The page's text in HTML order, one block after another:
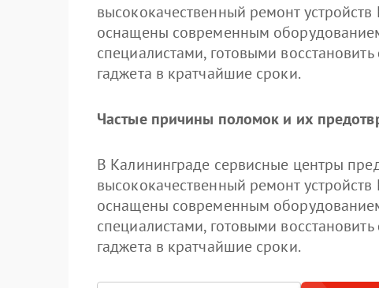
высококачественный ремонт
оснащены современным
специалистами, готовыми
гаджета в кратчайшие сроки.
Частые причины поломок и их
В Калининграде сервисные центры
высококачественный ремонт
оснащены современным
специалистами, готовыми
гаджета в кратчайшие сроки.